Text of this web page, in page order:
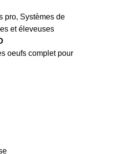
pro, Systèmes de
et éleveuses
oeufs complet pour